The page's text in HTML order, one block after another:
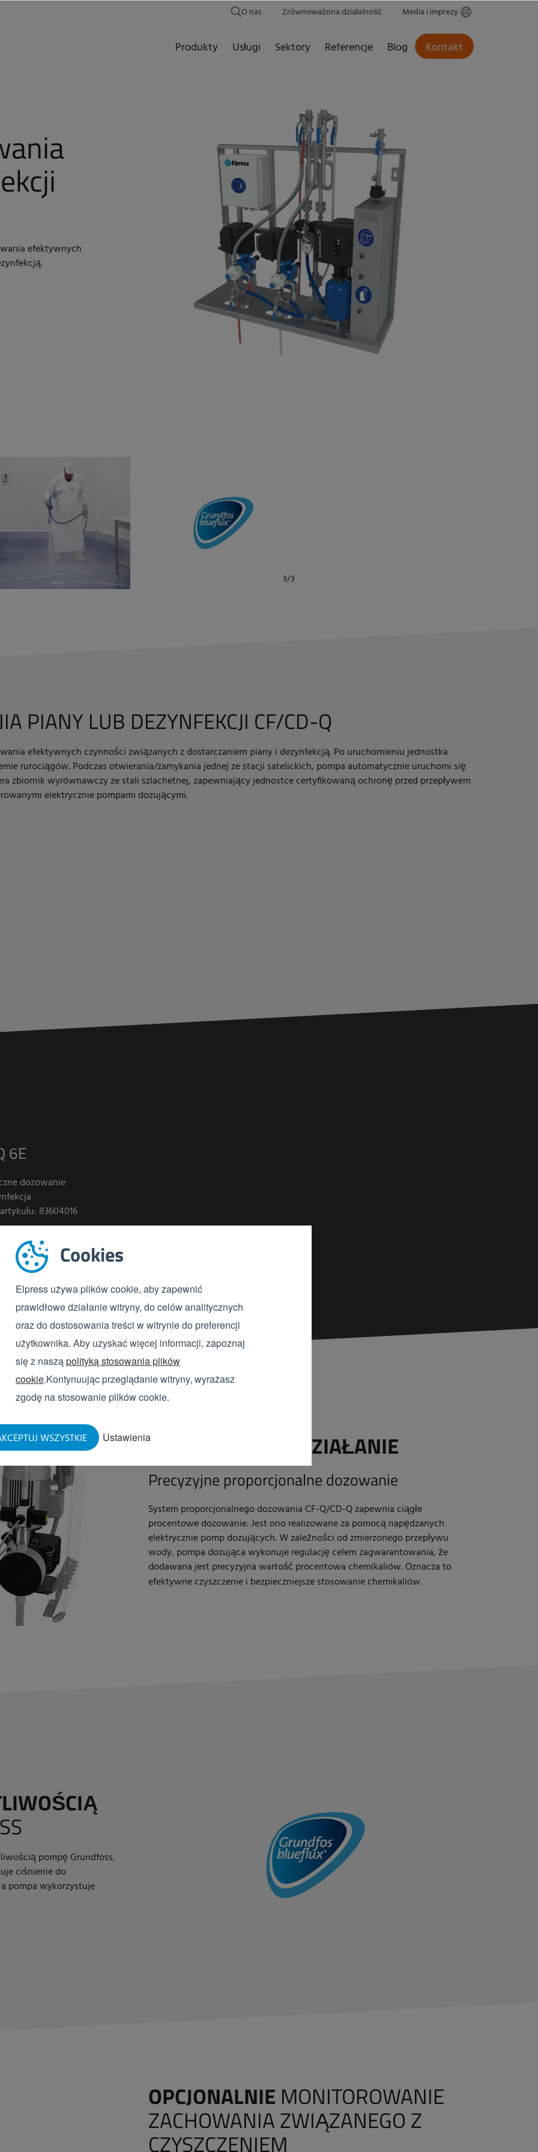
Cookies
Elpress używa plików cookie, aby zapewnić
prawidłowe działanie witryny, do celów analitycznych
oraz do dostosowania treści w witrynie do preferencji
użytkownika. Aby uzyskać więcej informacji, zapoznaj
się z nasząpolityką stosowania plików
cookie.Kontynuując przeglądanie witryny, wyrażasz
zgodę na stosowanie plików cookie.
Ustawienia
WSZYSTKIE
O nas Zrównoważona działalność Media i imprezy
Produkty Usługi Sektory Referencje Blog Kontakt
efektywnych
PIANY LUB DEZYNFEKCJI CF/CD-Q
efektywnych czynności związanych z dostarczaniem piany i dezynfekcją. Po uruchomieniu jednostka
rurociągów. Podczas otwierania/zamykania jednej ze stacji satelickich, pompa automatycznie uruchomi się
zbiornik wyrównawczy ze stali szlachetnej, zapewniający jednostce certyfikowaną ochronę przed przepływem
elektrycznie pompami dozującymi.
6E
dozowanie
83604016
STANDARDOWE DZIAŁANIE
Precyzyjne proporcjonalne dozowanie
System proporcjonalnego dozowania CF-Q/CD-Q zapewnia ciągłe
procentowe dozowanie. Jest ono realizowane za pomocą napędzanych
elektrycznie pomp dozujących. W zależności od zmierzonego przepływu
wody, pompa dozująca wykonuje regulację celem zagwarantowania, że
dodawana jest precyzyjna wartość procentowa chemikaliów. Oznacza to
efektywne czyszczenie i bezpieczniejsze stosowanie chemikaliów.
pompę Grundfoss.
ciśnienie do
pompa wykorzystuje
OPCJONALNIE MONITOROWANIE
ZACHOWANIA ZWIĄZANEGO Z
CZYSZCZENIEM